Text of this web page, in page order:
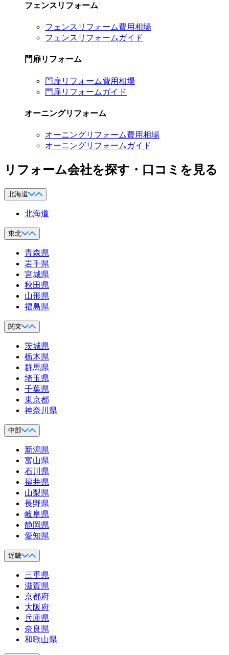
フェンスリフォーム
フェンスリフォーム費用相場
フェンスリフォームガイド
門扉リフォーム
門扉リフォーム費用相場
門扉リフォームガイド
オーニングリフォーム
オーニングリフォーム費用相場
オーニングリフォームガイド
リフォーム会社を探す・口コミを見る
北海道
北海道
東北
青森県
岩手県
宮城県
秋田県
山形県
福島県
関東
茨城県
栃木県
群馬県
埼玉県
千葉県
東京都
神奈川県
中部
新潟県
富山県
石川県
福井県
山梨県
長野県
岐阜県
静岡県
愛知県
近畿
三重県
滋賀県
京都府
大阪府
兵庫県
奈良県
和歌山県